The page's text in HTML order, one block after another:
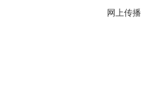
网上传